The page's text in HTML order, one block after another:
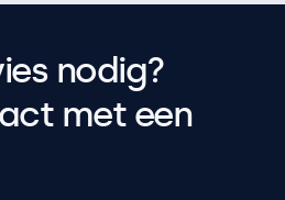
nodig?
met een